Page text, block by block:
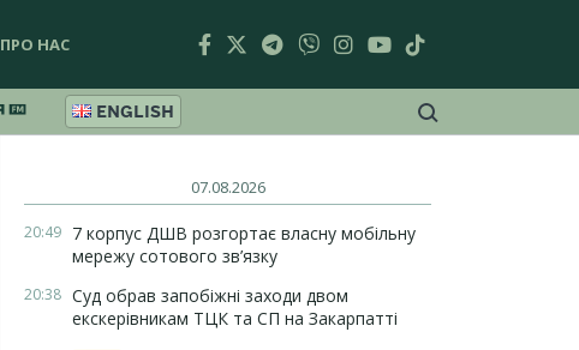
ПРО НАС
ENGLISH
07.08.2026
20:49 7 корпус ДШВ розгортає власну мобільну
мережу сотового зв’язку
20:38 Суд обрав запобіжні заходи двом
екскерівникам ТЦК та СП на Закарпатті